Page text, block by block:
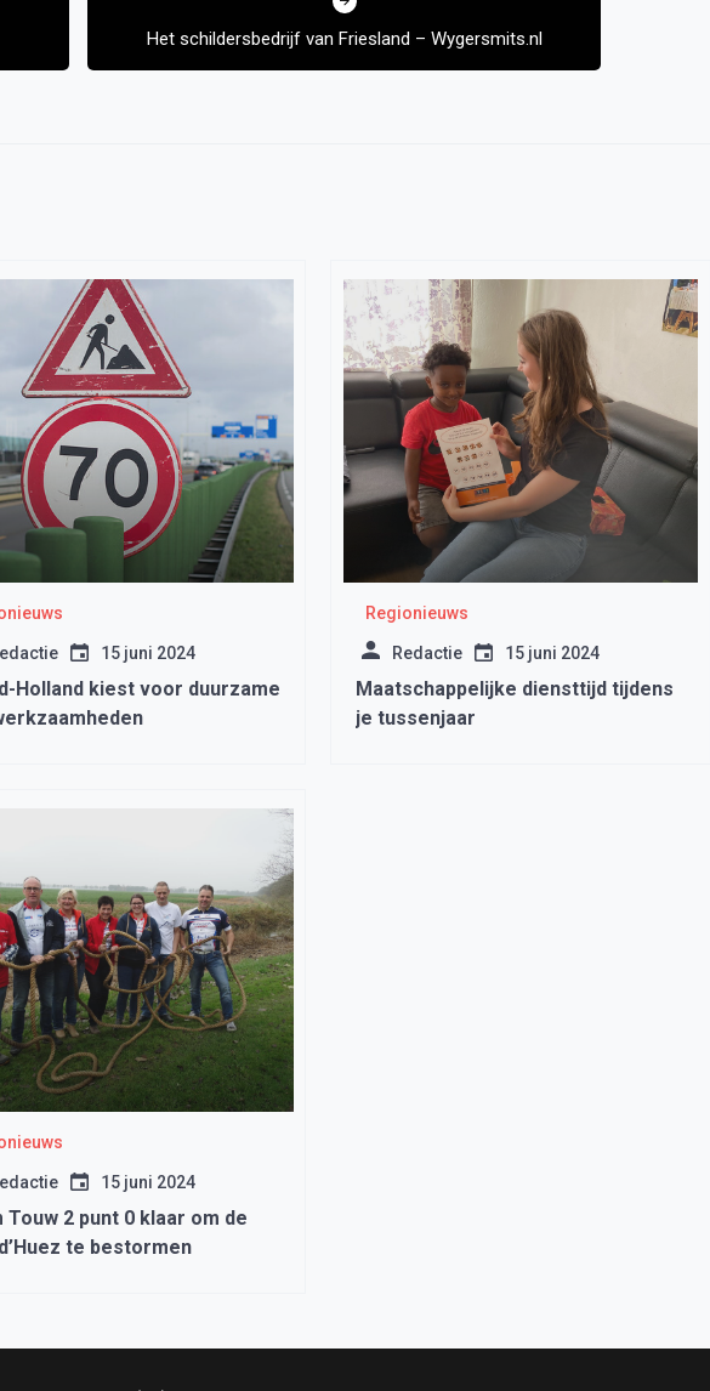
Het schildersbedrijf van Friesland – Wygersmits.nl
15 juni 2024
Holland kiest voor duurzame
Regionieuws
Redactie 15 juni 2024
Maatschappelijke diensttijd tijdens
je tussenjaar
15 juni 2024
Touw 2 punt 0 klaar om de
te bestormen